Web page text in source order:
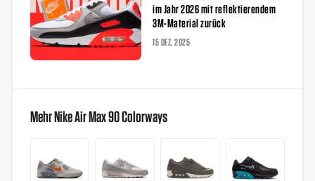
im Jahr 2026 mit reflektierendem
3M-Material zurück
15 DEZ. 2025
Mehr Nike Air Max 90 Colorways